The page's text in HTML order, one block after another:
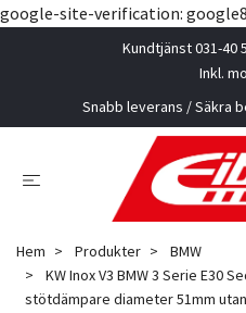
google-site-verification:
Kundtjänst 031-40
Inkl.
Snabb leverans / Säkra
Hem Produkter
BMW
KW Inox V3 BMW 3 Serie E30
stötdämpare diameter 51mm